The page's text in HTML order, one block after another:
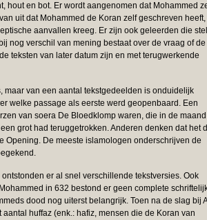
hout en bot. Er wordt aangenomen dat Mohammed
uit dat Mohammed de Koran zelf geschreven heeft,
aanvallen kreeg. Er zijn ook geleerden die
nog verschil van mening bestaat over de vraag of de
teksten van later datum zijn en met terugwerkende
van een aantal tekstgedeelden is onduidelijk
welke passage als eerste werd geopenbaard. Een
van soera De Bloedklomp waren, die in de maand
grot had teruggetrokken. Anderen denken dat het
Opening. De meeste islamologen onderschrijven de
er al snel verschillende tekstversies. Ook
in 632 bestond er geen complete
dood nog uiterst belangrijk. Toen na de slag bij
huffaz (enk.: hafiz, mensen die de Koran van